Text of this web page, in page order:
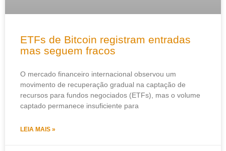
ETFs de Bitcoin registram entradas
mas seguem fracos
O mercado financeiro internacional observou um
movimento de recuperação gradual na captação de
recursos para fundos negociados (ETFs), mas o volume
captado permanece insuficiente para
LEIA MAIS »